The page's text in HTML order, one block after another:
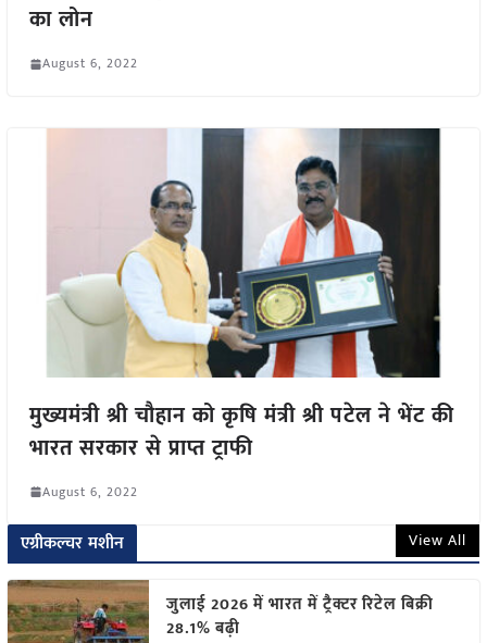
का लोन
August 6, 2022
मुख्यमंत्री श्री चौहान को कृषि मंत्री श्री पटेल ने भेंट की
भारत सरकार से प्राप्त ट्राफी
August 6, 2022
एग्रीकल्चर मशीन View All
जुलाई 2026 में भारत में ट्रैक्टर रिटेल बिक्री
28.1% बढ़ी